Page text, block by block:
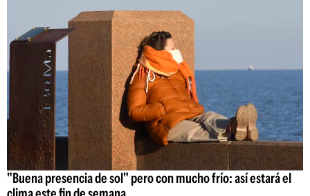
"Buena presencia de sol" pero con mucho frío: así estará el